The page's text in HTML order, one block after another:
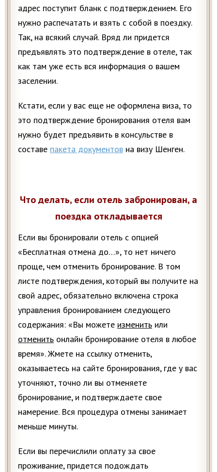
адрес поступит бланк с подтверждением. Его
нужно распечатать и взять с собой в поездку.
Так, на всякий случай. Вряд ли придется
предъявлять это подтверждение в отеле, так
как там уже есть вся информация о вашем
заселении.
Кстати, если у вас еще не оформлена виза, то
это подтверждение бронирования отеля вам
нужно будет предъявить в консульстве в
составе пакета документов на визу Шенген.
Что делать, если отель забронирован, а
поездка откладывается
Если вы бронировали отель с опцией
«Бесплатная отмена до…», то нет ничего
проще, чем отменить бронирование. В том
листе подтверждения, который вы получите на
свой адрес, обязательно включена строка
управления бронированием следующего
содержания: «Вы можете изменить или
отменить онлайн бронирование отеля в любое
время». Жмете на ссылку отменить,
оказываетесь на сайте бронирования, где у вас
уточняют, точно ли вы отменяете
бронирование, и подтверждаете свое
намерение. Вся процедура отмены занимает
меньше минуты.
Если вы перечислили оплату за свое
проживание, придется подождать